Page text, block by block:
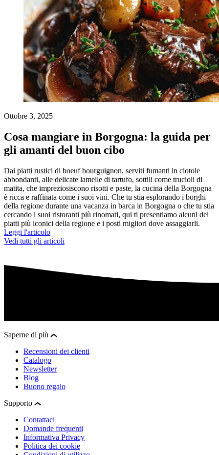
Ottobre 3, 2025
Cosa mangiare in Borgogna: la guida per
gli amanti del buon cibo
Dai piatti rustici di boeuf bourguignon, serviti fumanti in ciotole
abbondanti, alle delicate lamelle di tartufo, sottili come trucioli di
matita, che impreziosiscono risotti e paste, la cucina della Borgogna
è ricca e raffinata come i suoi vini. Che tu stia esplorando i borghi
della regione durante una vacanza in barca in Borgogna o che tu stia
cercando i suoi ristoranti più rinomati, qui ti presentiamo alcuni dei
piatti più iconici della regione e i posti migliori dove assaggiarli.
Leggi l'articolo
Vedi tutti gli articoli
Saperne di più
Recensioni dei clienti
Catalogo
Newsletter
Blog
Buono regalo
Supporto
Contattaci
Domande frequenti
Informativa Privacy
Politica dei cookie